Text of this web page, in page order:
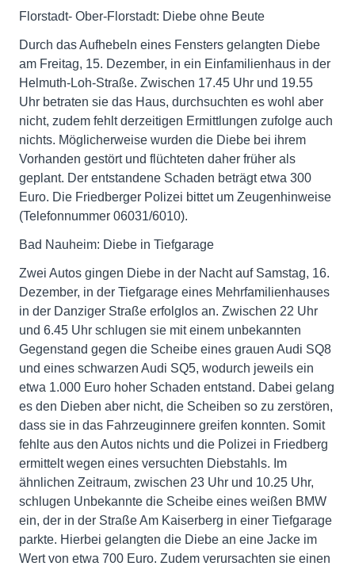
Florstadt- Ober-Florstadt: Diebe ohne Beute
Durch das Aufhebeln eines Fensters gelangten Diebe
am Freitag, 15. Dezember, in ein Einfamilienhaus in der
Helmuth-Loh-Straße. Zwischen 17.45 Uhr und 19.55
Uhr betraten sie das Haus, durchsuchten es wohl aber
nicht, zudem fehlt derzeitigen Ermittlungen zufolge auch
nichts. Möglicherweise wurden die Diebe bei ihrem
Vorhanden gestört und flüchteten daher früher als
geplant. Der entstandene Schaden beträgt etwa 300
Euro. Die Friedberger Polizei bittet um Zeugenhinweise
(Telefonnummer 06031/6010).
Bad Nauheim: Diebe in Tiefgarage
Zwei Autos gingen Diebe in der Nacht auf Samstag, 16.
Dezember, in der Tiefgarage eines Mehrfamilienhauses
in der Danziger Straße erfolglos an. Zwischen 22 Uhr
und 6.45 Uhr schlugen sie mit einem unbekannten
Gegenstand gegen die Scheibe eines grauen Audi SQ8
und eines schwarzen Audi SQ5, wodurch jeweils ein
etwa 1.000 Euro hoher Schaden entstand. Dabei gelang
es den Dieben aber nicht, die Scheiben so zu zerstören,
dass sie in das Fahrzeuginnere greifen konnten. Somit
fehlte aus den Autos nichts und die Polizei in Friedberg
ermittelt wegen eines versuchten Diebstahls. Im
ähnlichen Zeitraum, zwischen 23 Uhr und 10.25 Uhr,
schlugen Unbekannte die Scheibe eines weißen BMW
ein, der in der Straße Am Kaiserberg in einer Tiefgarage
parkte. Hierbei gelangten die Diebe an eine Jacke im
Wert von etwa 700 Euro. Zudem verursachten sie einen